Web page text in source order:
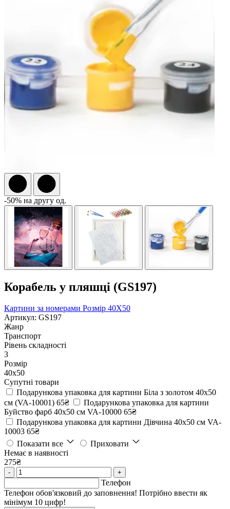
-50% на другу од.
Корабель у пляшці (GS197)
Картини за номерами Розмір 40Х50
Артикул: GS197
Жанр
Транспорт
Рівень складності
3
Розмір
40х50
Супутні товари
Подарункова упаковка для картини Біла з золотом 40х50
см (VA-10001) 65₴
Подарункова упаковка для картини
Буйство фарб 40х50 см VA-10000 65₴
Подарункова упаковка для картини Дівчина 40х50 см VA-
10003 65₴
Показати все
Приховати
Немає в наявності
275₴
- +
Телефон
Телефон обов'язковий до заповнення! Потрібно ввести як
мінімум 10 цифр!